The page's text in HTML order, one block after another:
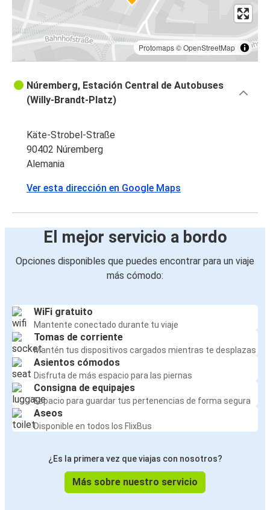
Protomaps©OpenStreetMap
Núremberg, Estación Central de Autobuses
(Willy-Brandt-Platz)
Käte-Strobel-Straße
90402 Núremberg
Alemania
Ver esta dirección en Google Maps
El mejor servicio a bordo
Opciones disponibles que puedes encontrar para un viaje
más cómodo:
WiFi gratuito
Mantente conectado durante tu viaje
Tomas de corriente
Mantén tus dispositivos cargados mientras te desplazas
Asientos cómodos
Disfruta de más espacio para las piernas
Consigna de equipajes
Espacio para guardar tus pertenencias de forma segura
Aseos
Disponible en todos los FlixBus
¿Es la primera vez que viajas con nosotros?
Más sobre nuestro servicio